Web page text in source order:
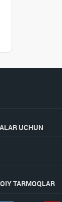
UCHUN
TARMOQLAR